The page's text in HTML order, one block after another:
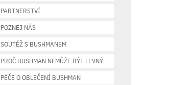
PARTNERSTVÍ
POZNEJ NÁS
SOUTĚŽ S BUSHMANEM
PROČ BUSHMAN NEMŮŽE BÝT LEVNÝ
PÉČE O OBLEČENÍ BUSHMAN